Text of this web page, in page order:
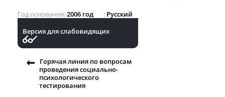
Год основания 2006 год
Русский
Версия для слабовидящих
Горячая линия по вопросам
проведения социально-
психологического
тестирования